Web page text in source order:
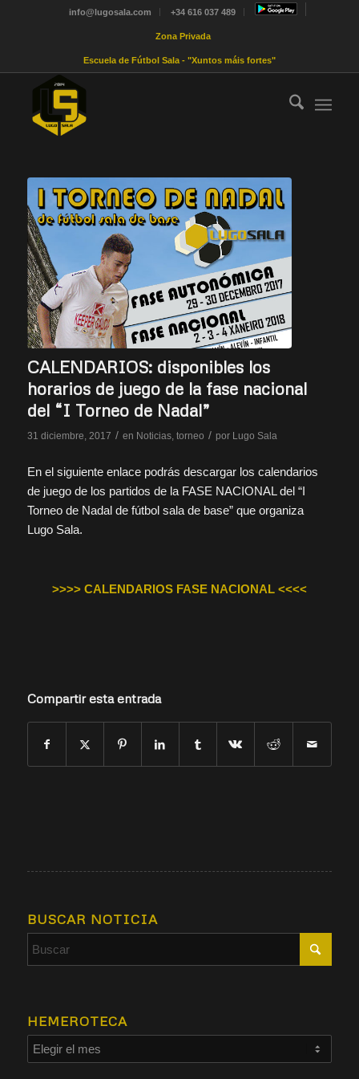
info@lugosala.com +34 616 037 489
Zona Privada
Escuela de Fútbol Sala - "Xuntos máis fortes"
CALENDARIOS: disponibles los
horarios de juego de la fase nacional
del “I Torneo de Nadal”
31 diciembre, 2017 / en Noticias, torneo / por Lugo Sala
En el siguiente enlace podrás descargar los calendarios
de juego de los partidos de la FASE NACIONAL del “I
Torneo de Nadal de fútbol sala de base” que organiza
Lugo Sala.
>>>> CALENDARIOS FASE NACIONAL <<<<
Compartir esta entrada
BUSCAR NOTICIA
HEMEROTECA